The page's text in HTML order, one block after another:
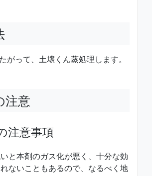
がって、土壌くん蒸処理します。
注意
注意事項
と本剤のガス化が悪く、十分な効
ないこともあるので、なるべく地